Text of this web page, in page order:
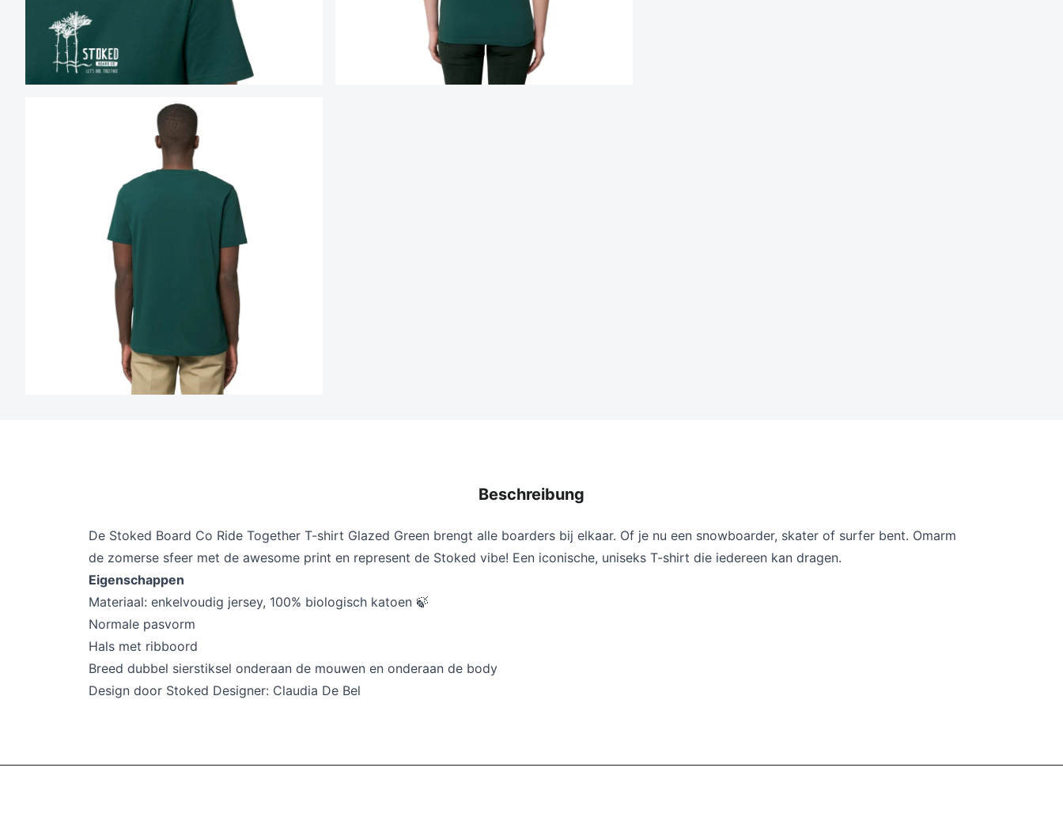
Beschreibung
De Stoked Board Co Ride Together T-shirt Glazed Green brengt alle boarders bij elkaar. Of je nu een snowboarder, skater of surfer bent. Omarm
de zomerse sfeer met de awesome print en represent de Stoked vibe! Een iconische, uniseks T-shirt die iedereen kan dragen.
Eigenschappen
Materiaal: enkelvoudig jersey, 100% biologisch katoen 🍃
Normale pasvorm
Hals met ribboord
Breed dubbel sierstiksel onderaan de mouwen en onderaan de body
Design door Stoked Designer: Claudia De Bel